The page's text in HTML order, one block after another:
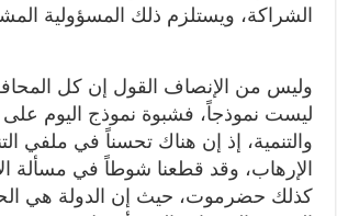
الشراكة، ويستلزم ذلك المسؤولية
وليس من الإنصاف القول إن كل
ليست نموذجاً، فشبوة نموذج اليوم على
والتنمية، إذ إن هناك تحسناً في ملفي
الإرهاب، وقد قطعنا شوطاً في مسألة
كذلك حضرموت، حيث إن الدولة هي